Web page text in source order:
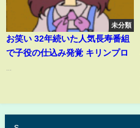
未分類
お笑い 32年続いた人気長寿番組
で子役の仕込み発覚 キリンプロ